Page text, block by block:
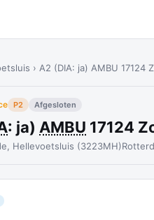
› A2 (DIA: ja) AMBU
P2 Afgesloten
: ja) AMBU 17124
Hellevoetsluis (3223MH)